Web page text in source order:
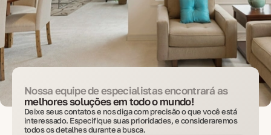
Nossa equipe de especialistas encontrará as
melhores soluções em todo o mundo!
Deixe seus contatos e nos diga com precisão o que você está
interessado. Especifique suas prioridades, e consideraremos
todos os detalhes durante a busca.